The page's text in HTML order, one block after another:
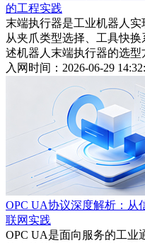
的工程实践
末端执行器是工业机器人
从夹爪类型选择、工具快
述机器人末端执行器的选型
入网时间：2026-06-29
OPC UA协议深度解析：从
联网实践
OPC UA是面向服务的工业